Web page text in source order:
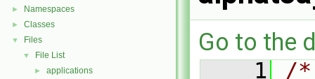
► Namespaces
► Classes
▼ Files
▼ File List
► applications
Go to the
    1
/